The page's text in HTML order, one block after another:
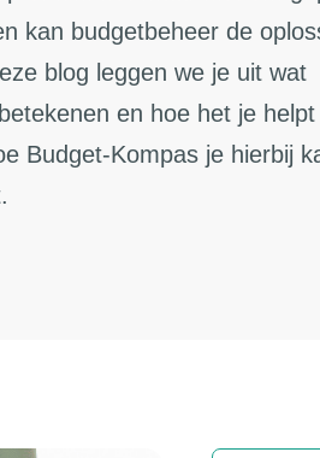
kan budgetbeheer de
blog leggen we je uit wat
en hoe het je helpt
Budget-Kompas je hierbij